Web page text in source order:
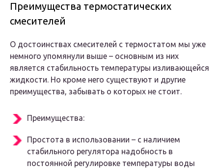
Преимущества термостатических
смесителей
О достоинствах смесителей с термостатом мы уже
немного упомянули выше – основным из них
является стабильность температуры изливающейся
жидкости. Но кроме него существуют и другие
преимущества, забывать о которых не стоит.
Преимущества:
Простота в использовании – с наличием
стабильного регулятора надобность в
постоянной регулировке температуры воды